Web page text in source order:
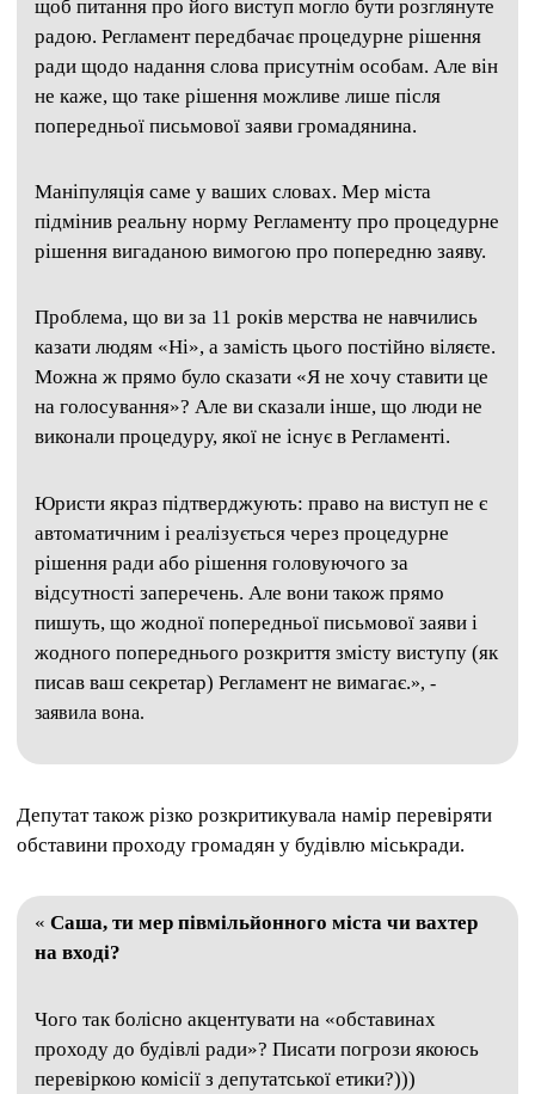
щоб питання про його виступ могло бути розглянуте
радою. Регламент передбачає процедурне рішення
ради щодо надання слова присутнім особам. Але він
не каже, що таке рішення можливе лише після
попередньої письмової заяви громадянина.
Маніпуляція саме у ваших словах. Мер міста
підмінив реальну норму Регламенту про процедурне
рішення вигаданою вимогою про попередню заяву.
Проблема, що ви за 11 років мерства не навчились
казати людям «Ні», а замість цього постійно віляєте.
Можна ж прямо було сказати «Я не хочу ставити це
на голосування»? Але ви сказали інше, що люди не
виконали процедуру, якої не існує в Регламенті.
Юристи якраз підтверджують: право на виступ не є
автоматичним і реалізується через процедурне
рішення ради або рішення головуючого за
відсутності заперечень. Але вони також прямо
пишуть, що жодної попередньої письмової заяви і
жодного попереднього розкриття змісту виступу (як
писав ваш секретар) Регламент не вимагає.», -
заявила вона.
Депутат також різко розкритикувала намір перевіряти
обставини проходу громадян у будівлю міськради.
« Саша, ти мер півмільйонного міста чи вахтер
на вході?
Чого так болісно акцентувати на «обставинах
проходу до будівлі ради»? Писати погрози якоюсь
перевіркою комісії з депутатської етики?)))